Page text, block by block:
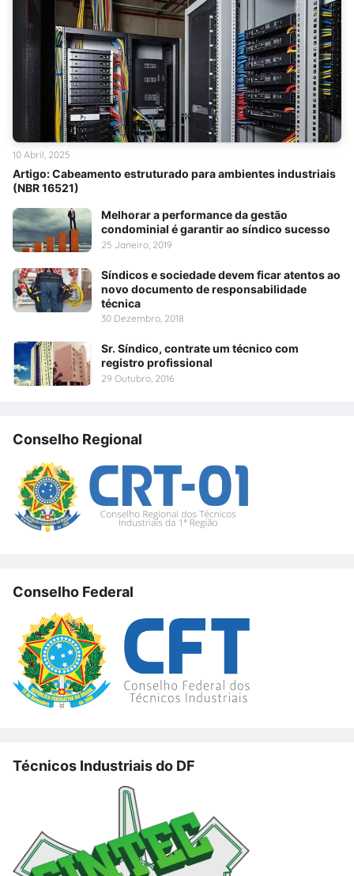
Artigo: Cabeamento estruturado para ambientes industriais
(NBR 16521)
10 Abril, 2025
Melhorar a performance da gestão
condominial é garantir ao síndico sucesso
25 Janeiro, 2019
Síndicos e sociedade devem ficar atentos ao
novo documento de responsabilidade
técnica
30 Dezembro, 2018
Sr. Síndico, contrate um técnico com
registro profissional
29 Outubro, 2016
Conselho Regional
Conselho Federal
Técnicos Industriais do DF